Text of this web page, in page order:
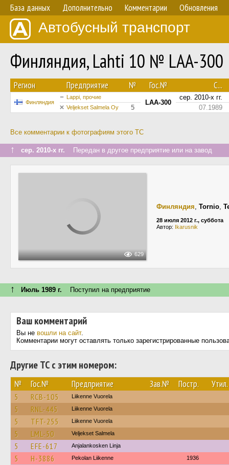
База данных Дополнительно Комментарии Обновления
Автобусный транспорт
Финляндия, Lahti 10 № LAA-300
Регион Предприятие № Гос.№ С...
Финляндия
Lappi, прочие
LAA-300
сер. 2010-х гг.
Veljekset Salmela Oy
5 07.1989
Все комментарии к фотографиям этого ТС
↑ сер. 2010-х гг. Передан в другое предприятие или на завод
629
Финляндия, Tornio,
28 июля 2012 г., суббота
Автор: Ikarusnik
↑ Июль 1989 г. Поступил на предприятие
Ваш комментарий
Вы не вошли на сайт.
Комментарии могут оставлять только зарегистрированные
Другие ТС с этим номером:
№ Гос.№ Предприятие Зав.№ Постр. Утил.
5 RCB-105 Liikenne Vuorela
5 RNL-445 Liikenne Vuorela
5 TFT-255 Liikenne Vuorela
5 LML-50 Veljekset Salmela
5 EFE-617 Anjalankosken Linja
5 H-3886 Pekolan Liikenne 1936